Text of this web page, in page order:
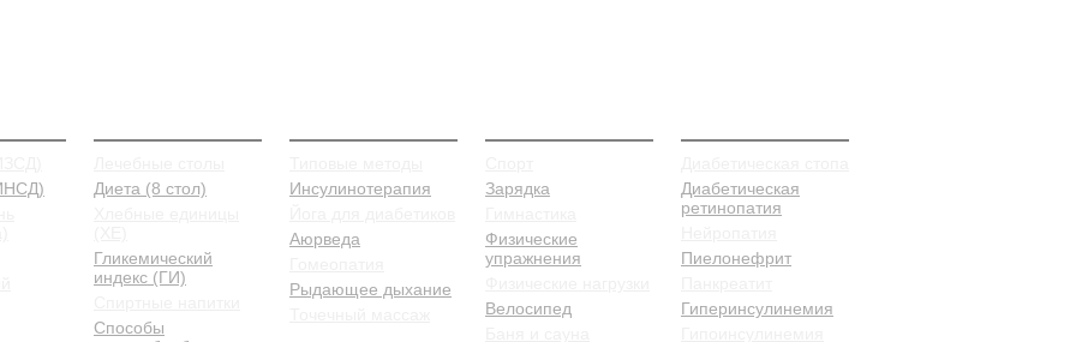
Диета (8 стол)
Гликемический
индекс (ГИ)
Способы
Инсулинотерапия
Аюрведа
Рыдающее дыхание
Зарядка
Физические
упражнения
Велосипед
Диабетическая
ретинопатия
Пиелонефрит
Гиперинсулинемия